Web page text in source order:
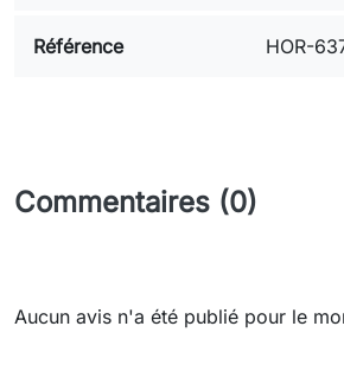
Référence HOR-
Commentaires (0)
Aucun avis n'a été publié pour le